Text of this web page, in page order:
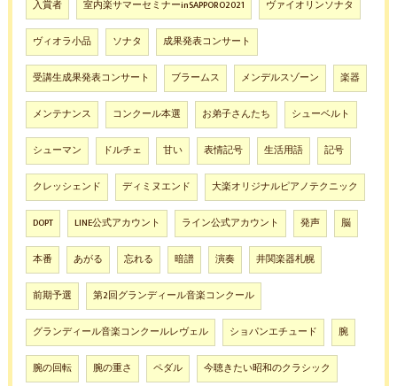
入賞者 室内楽サマーセミナーinSAPPORO2021 ヴァイオリンソナタ
ヴィオラ小品 ソナタ 成果発表コンサート
受講生成果発表コンサート ブラームス メンデルスゾーン 楽器
メンテナンス コンクール本選 お弟子さんたち シューベルト
シューマン ドルチェ 甘い 表情記号 生活用語 記号
クレッシェンド ディミヌエンド 大楽オリジナルピアノテクニック
DOPT LINE公式アカウント ライン公式アカウント 発声 脳
本番 あがる 忘れる 暗譜 演奏 井関楽器札幌
前期予選 第2回グランディール音楽コンクール
グランディール音楽コンクールレヴェル ショパンエチュード 腕
腕の回転 腕の重さ ペダル 今聴きたい昭和のクラシック